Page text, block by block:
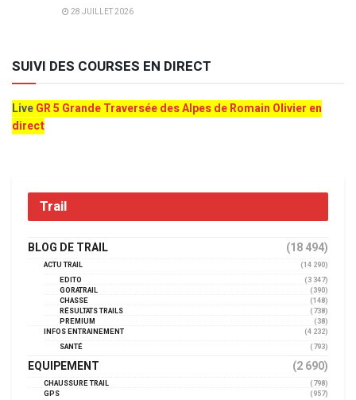
28 JUILLET 2026
SUIVI DES COURSES EN DIRECT
LiveGR 5 Grande Traversée des Alpes de Romain Olivier en
direct
Trail
BLOG DE TRAIL (18 494)
ACTU TRAIL
(14 290)
EDITO
(3 347)
GORATRAIL
(390)
CHASSE
(148)
RÉSULTATS TRAILS
(738)
PREMIUM
(38)
INFOS ENTRAINEMENT
(4 232)
SANTÉ
(793)
EQUIPEMENT (2 690)
CHAUSSURE TRAIL
(798)
GPS
(957)